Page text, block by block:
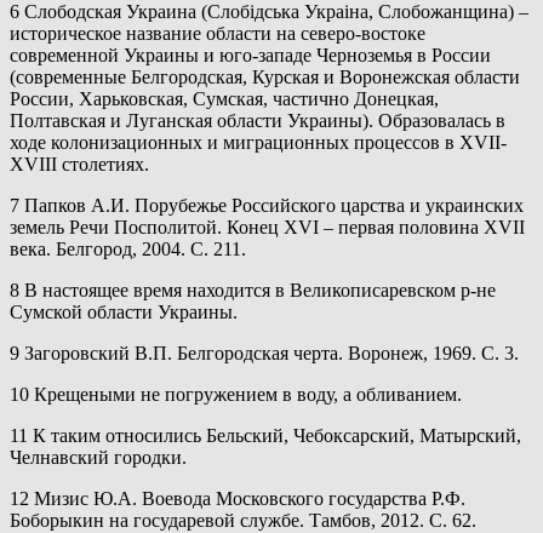
6 Слободская Украина (Слобiдська Украiна, Слобожанщина) –
историческое название области на северо-востоке
современной Украины и юго-западе Черноземья в России
(современные Белгородская, Курская и Воронежская области
России, Харьковская, Сумская, частично Донецкая,
Полтавская и Луганская области Украины). Образовалась в
ходе колонизационных и миграционных процессов в XVII-
XVIII столетиях.
7 Папков А.И. Порубежье Российского царства и украинских
земель Речи Посполитой. Конец XVI – первая половина XVII
века. Белгород, 2004. С. 211.
8 В настоящее время находится в Великописаревском р-не
Сумской области Украины.
9 Загоровский В.П. Белгородская черта. Воронеж, 1969. С. 3.
10 Крещеными не погружением в воду, а обливанием.
11 К таким относились Бельский, Чебоксарский, Матырский,
Челнавский городки.
12 Мизис Ю.А. Воевода Московского государства Р.Ф.
Боборыкин на государевой службе. Тамбов, 2012. С. 62.